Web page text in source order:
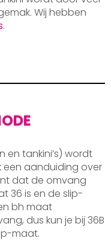
Wij hebben
.
en tankini’s) wordt
aanduiding over
dat de omvang
36 is en de slip-
bh maat
dus kun je bij 36B
maat.